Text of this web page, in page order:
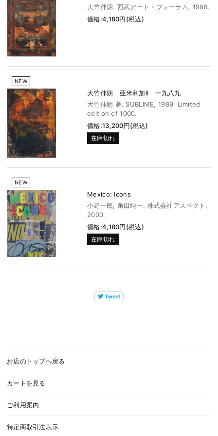
大竹伸朗. 西武アート・フォーラム, 1988.
価格:4,180円(税込)
NEW
大竹伸朗 亜米利加II 一九八九
大竹伸朗 著. SUBLIME, 1989. Limited
edition of 1000.
価格:13,200円(税込)
在庫切れ
NEW
Mexico: Icons
小野一郎, 角田純一. 株式会社アスペクト,
2000.
価格:4,180円(税込)
在庫切れ
お店のトップへ戻る
カートを見る
ご利用案内
特定商取引法表示